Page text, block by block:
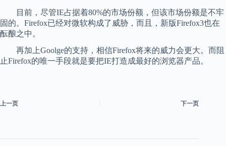
目前，尽管IE占据着80%的市场份额，但该市场份额是不牢
固的。Firefox已经对微软构成了威胁，而且，新版Firefox3也在
酝酿之中。
再加上Goolge的支持，相信Firefox将来的威力会更大。而阻
止Firefox的唯一手段就是要把IE打造成最好的浏览器产品。
上一页 下一页